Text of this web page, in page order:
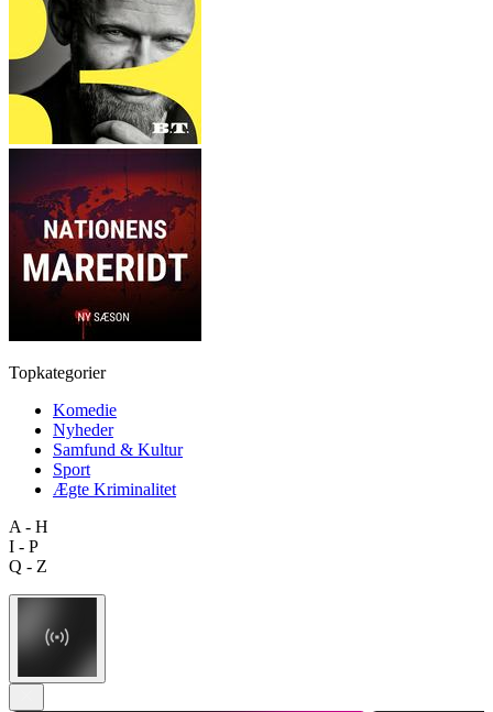
Topkategorier
Komedie
Nyheder
Samfund & Kultur
Sport
Ægte Kriminalitet
A - H
I - P
Q - Z